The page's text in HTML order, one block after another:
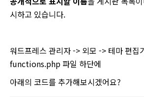
시하고 있습니다.
워드프레스 관리자 -> 외모 -> 테마 편집
functions.php 파일 하단에
아래의 코드를 추가해보시겠어요?